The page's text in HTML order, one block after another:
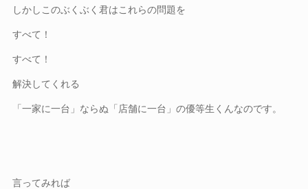
しかしこのぶくぶく君はこれらの問題を
すべて！
すべて！
解決してくれる
「一家に一台」ならぬ「店舗に一台」の優等生くんなのです。
言ってみれば